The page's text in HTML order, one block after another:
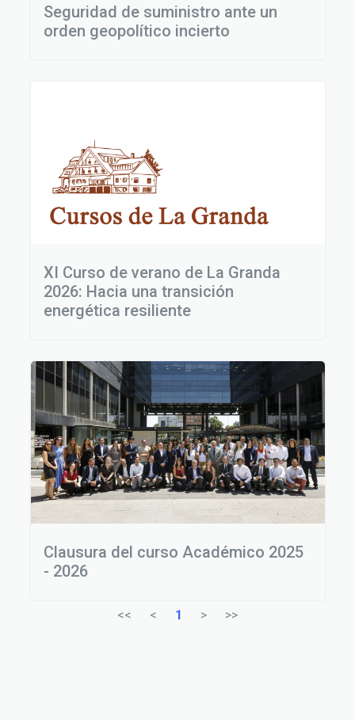
Seguridad de suministro ante un
orden geopolítico incierto
XI Curso de verano de La Granda
2026: Hacia una transición
energética resiliente
Clausura del curso Académico 2025
- 2026
<< < 1 > >>